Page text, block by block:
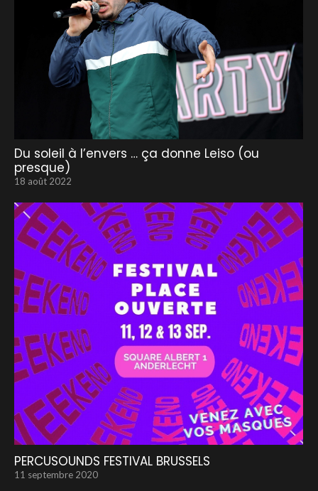
Du soleil à l’envers … ça donne Leiso (ou
presque)
18 août 2022
PERCUSOUNDS FESTIVAL BRUSSELS
11 septembre 2020